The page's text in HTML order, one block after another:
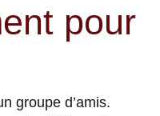
pour
groupe d’amis.